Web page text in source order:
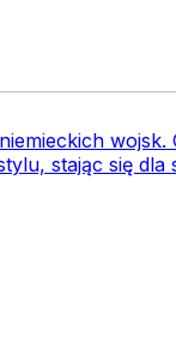
wojsk.
stając się dla